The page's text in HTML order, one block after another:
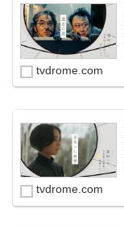
tvdrome.com
tvdrome.com